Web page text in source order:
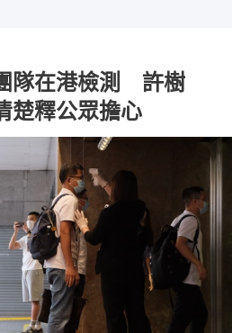
隊在港檢測 許樹
楚釋公眾擔心